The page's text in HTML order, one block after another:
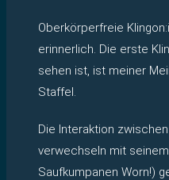
Oberkörperfreie
erinnerlich. Die erste
sehen ist, ist meiner
Staffel.
Die Interaktion
verwechseln mit
Saufkumpanen Worn!)